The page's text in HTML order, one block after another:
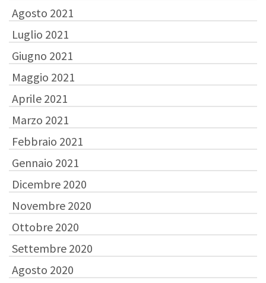
Agosto 2021
Luglio 2021
Giugno 2021
Maggio 2021
Aprile 2021
Marzo 2021
Febbraio 2021
Gennaio 2021
Dicembre 2020
Novembre 2020
Ottobre 2020
Settembre 2020
Agosto 2020